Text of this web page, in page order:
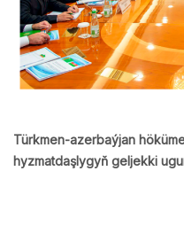
Türkmen-azerbaýjan
hyzmatdaşlygyň geljekki